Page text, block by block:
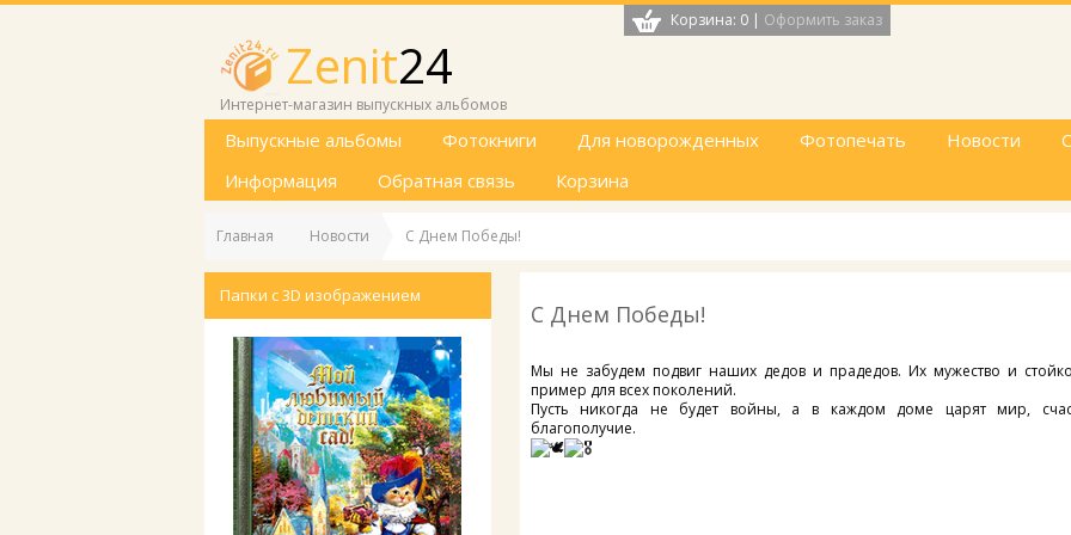
Корзина: 0 | Оформить заказ
Zenit24
Интернет-магазин выпускных альбомов
Выпускные альбомы Фотокниги Для новорожденных Фотопечать Новости
Информация
Обратная связь Корзина
Главная Новости С Днем Победы!
Папки с 3D изображением
С Днем Победы!
Мы не забудем подвиг наших дедов и прадедов. Их мужество и
пример для всех поколений.
Пусть никогда не будет войны, а в каждом доме царят мир,
благополучие.